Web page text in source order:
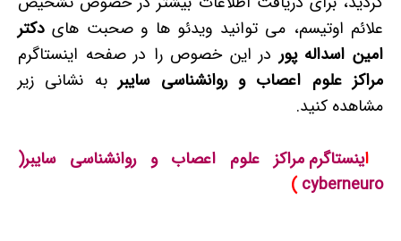
علائم اوتیسم، می توانید ویدئو ها و صحبت های دکتر
امین اسداله پور در این خصوص را در صفحه اینستاگرم
مراکز علوم اعصاب و روانشناسی سایبربه نشانی زیر
مشاهده کنید.
اینستاگرم مراکز علوم اعصاب و روانشناسی سایبر(
cyberneuro
)